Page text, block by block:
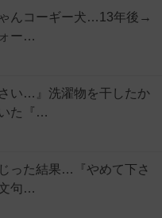
んコーギー犬…13年後→
ー…
い…』洗濯物を干したか
た『…
った結果…『やめて下さ
句…